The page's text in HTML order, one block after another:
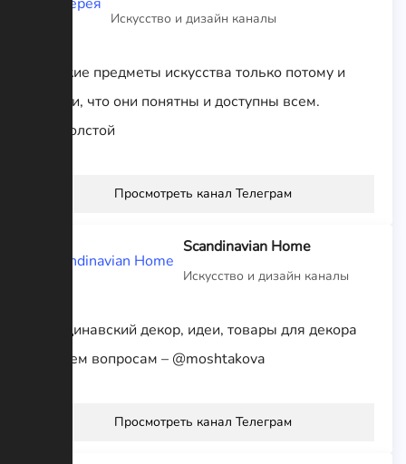
Искусство и дизайн каналы
Великие предметы искусства только потому и
велики, что они понятны и доступны всем.
Л.Н.Толстой
Просмотреть канал Телеграм
Scandinavian Home
Искусство и дизайн каналы
Скандинавский декор, идеи, товары для декора
По всем вопросам – @moshtakova
Просмотреть канал Телеграм